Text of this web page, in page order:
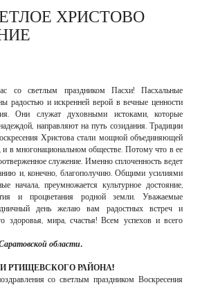
ХРИСТОВО
со светлым праздником Пасхи! Пасхальные
радостью и искренней верой в вечные ценности
Они служат духовными истоками, которые
направляют на путь созидания. Традиции
Христова стали мощной объединяющей
в многонациональном обществе. Потому что в ее
служение. Именно сплоченность ведет
и, конечно, благополучию. Общими усилиями
начала, преумножается культурное достояние,
и процветания родной земли. Уважаемые
день желаю вам радостных встреч и
здоровья, мира, счастья! Всем успехов и всего
области.
РТИЩЕВСКОГО РАЙОНА!
со светлым праздником Воскресения